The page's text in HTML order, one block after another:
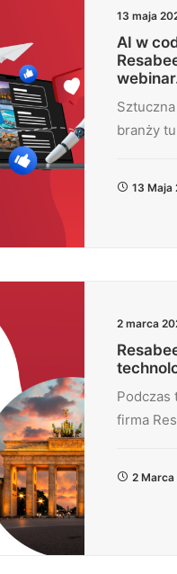
13 maja
AI w
branży
13 Maja
2 marca
Podczas
firma
2 Marca